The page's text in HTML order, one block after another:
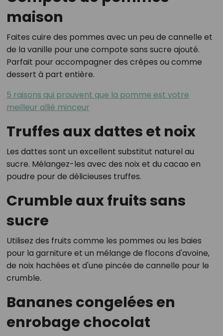
maison
Faites cuire des pommes avec un peu de cannelle et
de la vanille pour une compote sans sucre ajouté.
Parfait pour accompagner des crêpes ou comme
dessert à part entière.
5 raisons qui prouvent que la pomme est votre
meilleur allié minceur
Truffes aux dattes et noix
Les dattes sont un excellent substitut naturel au
sucre. Mélangez-les avec des noix et du cacao en
poudre pour de délicieuses truffes.
Crumble aux fruits sans
sucre
Utilisez des fruits comme les pommes ou les baies
pour la garniture et un mélange de flocons d'avoine,
de noix hachées et d'une pincée de cannelle pour le
crumble.
Bananes congelées en
enrobage chocolat